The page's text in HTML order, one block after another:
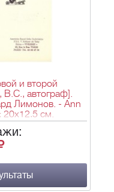
и второй
В.С., автограф].
Лимонов. - Ann
20х12,5 см.